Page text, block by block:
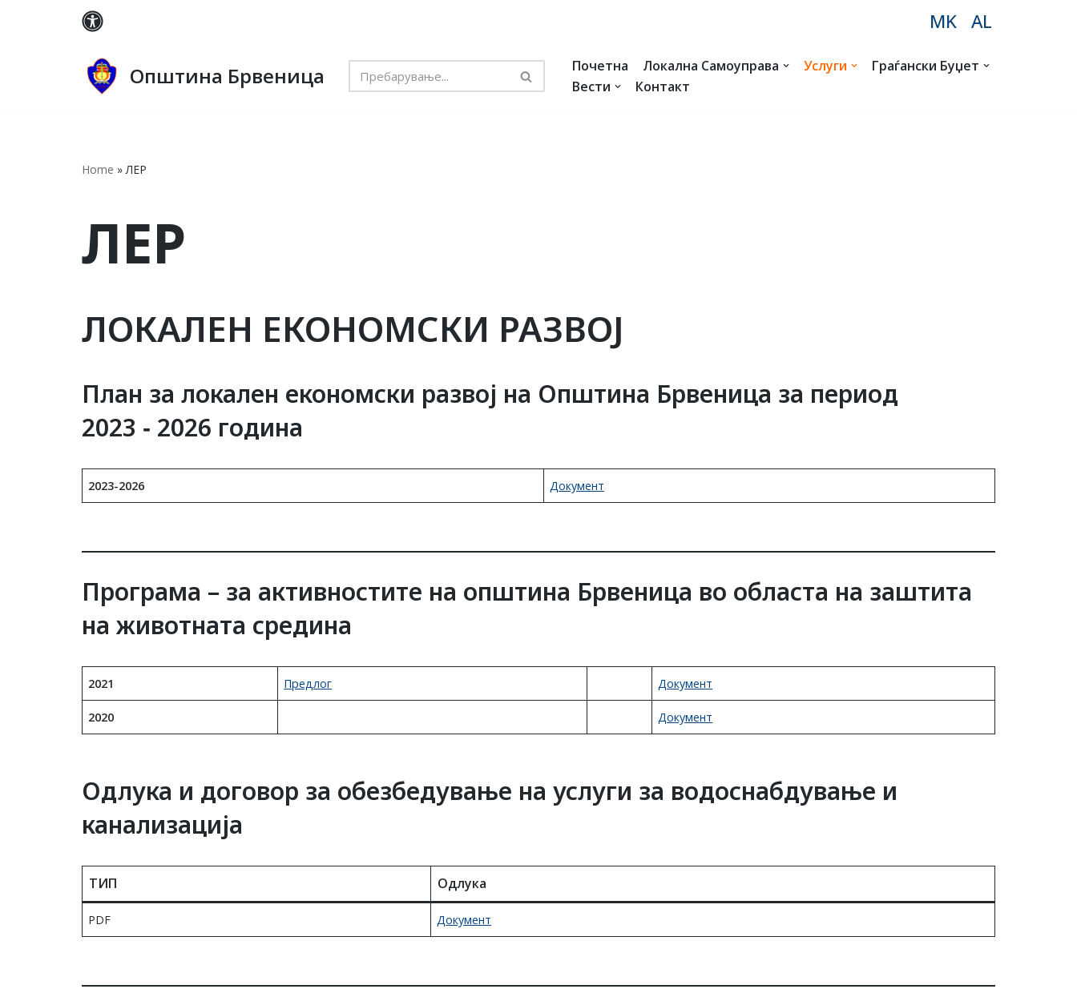
MK AL
Општина Брвеница Почетна Локална Самоуправа Услуги
Граѓански Буџет
Вести
Контакт
Home »ЛЕР
ЛЕР
ЛОКАЛЕН ЕКОНОМСКИ РАЗВОЈ
План за локален економски развој на Општина Брвеница за период
2023 ‐ 2026 година
2023-2026 Документ
Програма – за активностите на општина Брвеница во областа на заштита
на животната средина
2021 Предлог Документ
2020 Документ
Одлука и договор за обезбедување на услуги за водоснабдување и
канализација
ТИП Одлука
PDF Документ